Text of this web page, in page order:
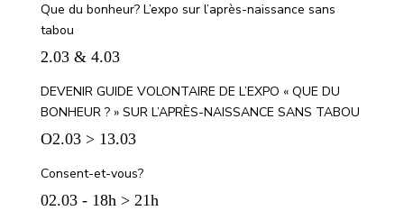
Que du bonheur? L’expo sur l’après-naissance sans
tabou
2.03 & 4.03
DEVENIR GUIDE VOLONTAIRE DE L’EXPO « QUE DU
BONHEUR ? » SUR L’APRÈS-NAISSANCE SANS TABOU
O2.03 > 13.03
Consent-et-vous?
02.03 - 18h > 21h